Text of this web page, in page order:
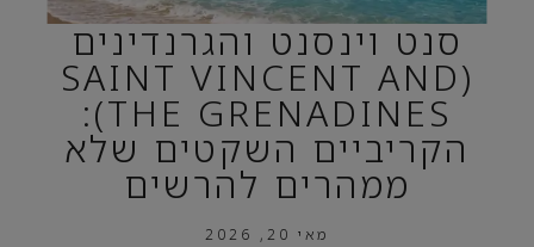
סנט וינסנט והגרנדינים
(SAINT VINCENT AND
THE GRENADINES):
הקריביים השקטים שלא
ממהרים להרשים
מאי 20, 2026